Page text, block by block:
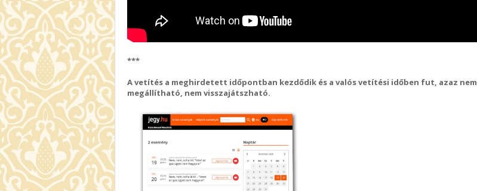
***
A vetítés a meghirdetett időpontban kezdődik és a valós vetítési időben fut, azaz nem
megállítható, nem visszajátszható.